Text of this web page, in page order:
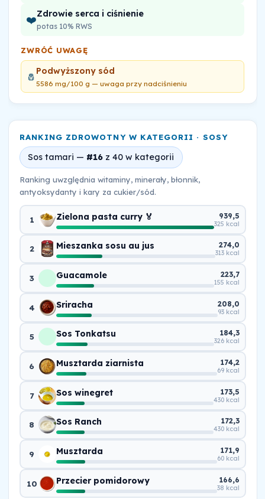
❤️Zdrowie serca i ciśnienie
potas 10% RWS
ZWRÓĆ UWAGĘ
🧂 Podwyższony sód
5586 mg/100 g — uwaga przy nadciśnieniu
RANKING ZDROWOTNY W KATEGORII · SOSY
Sos tamari — #16 z 40 w kategorii
Ranking uwzględnia witaminy, minerały, błonnik,
antyoksydanty i kary za cukier/sód.
1 Zielona pasta curry 🏅 939,5
325 kcal
2 Mieszanka sosu au jus 274,0
313 kcal
3 Guacamole 223,7
155 kcal
4 Sriracha 208,0
93 kcal
5 Sos Tonkatsu 184,3
326 kcal
6 Musztarda ziarnista 174,2
69 kcal
7 Sos winegret 173,5
430 kcal
8 Sos Ranch 172,3
430 kcal
9 Musztarda 171,9
60 kcal
10 Przecier pomidorowy 166,6
38 kcal